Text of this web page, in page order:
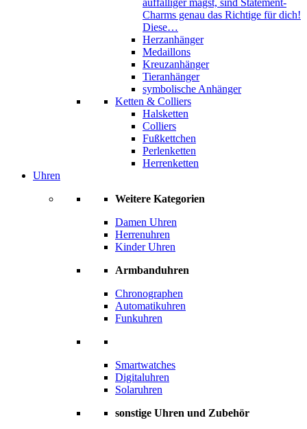
auffälliger magst, sind Statement-
Charms genau das Richtige für dich!
Diese…
Herzanhänger
Medaillons
Kreuzanhänger
Tieranhänger
symbolische Anhänger
Ketten & Colliers
Halsketten
Colliers
Fußkettchen
Perlenketten
Herrenketten
Uhren
Weitere Kategorien
Damen Uhren
Herrenuhren
Kinder Uhren
Armbanduhren
Chronographen
Automatikuhren
Funkuhren
Smartwatches
Digitaluhren
Solaruhren
sonstige Uhren und Zubehör